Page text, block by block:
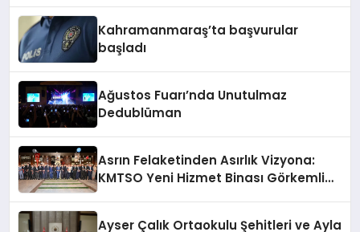
Kahramanmaraş’ta başvurular
başladı
Ağustos Fuarı’nda Unutulmaz
Dedublüman
Asrın Felaketinden Asırlık Vizyona:
KMTSO Yeni Hizmet Binası Görkemli
Ayser Çalık Ortaokulu Şehitleri ve Ayla